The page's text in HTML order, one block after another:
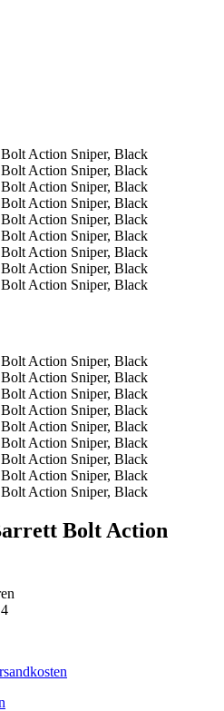
Bolt Action